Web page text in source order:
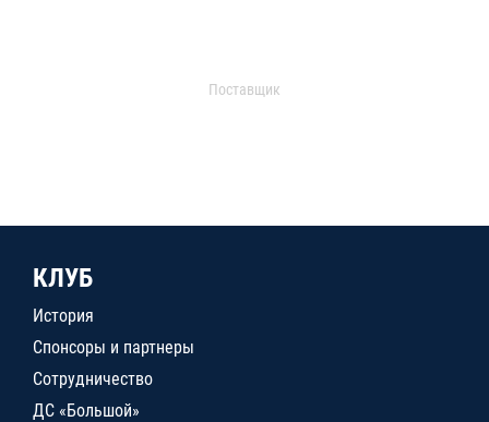
Поставщик
КЛУБ
История
Спонсоры и партнеры
Сотрудничество
ДС «Большой»